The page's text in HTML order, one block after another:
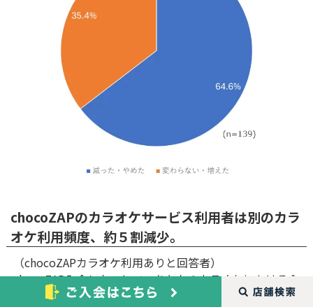
chocoZAPのカラオケサービス利用者は別のカラ
オケ利用頻度、約５割減少。
（chocoZAPカラオケ利用ありと回答者）
chocoZAP入会したことで、あなたのカラオケにかける金
額はどうなりましたか。